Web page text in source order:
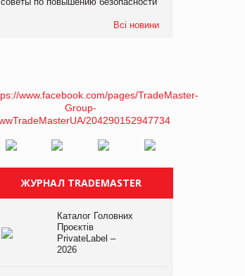
Kraft Heinz скоротила
Всі новини
ЖУРНАЛ TRADEMASTER
Каталог Головних
Проєктів
PrivateLabel –
2026